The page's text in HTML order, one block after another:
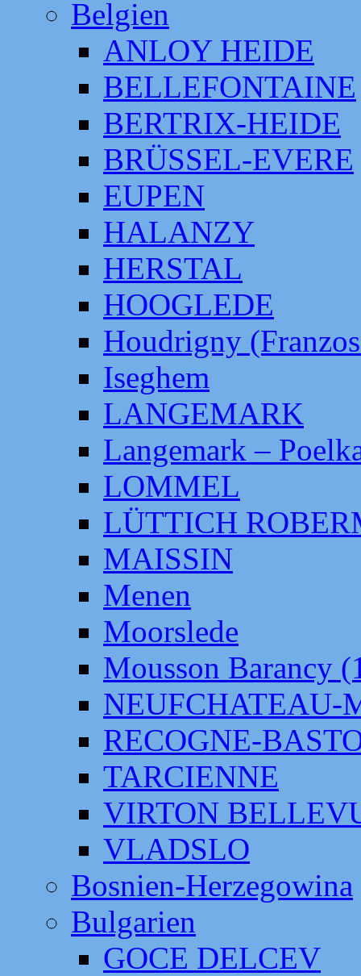
Belgien
ANLOY HEIDE
BELLEFONTAINE
BERTRIX-HEIDE
BRÜSSEL-EVERE
EUPEN
HALANZY
HERSTAL
HOOGLEDE
Houdrigny
Iseghem
LANGEMARK
Langemark –
LOMMEL
LÜTTICH
MAISSIN
Menen
Moorslede
Mousson Barancy
NEUFCHATEAU-
RECOGNE-
TARCIENNE
VIRTON
VLADSLO
Bosnien-Herzegowina
Bulgarien
GOCE DELCEV